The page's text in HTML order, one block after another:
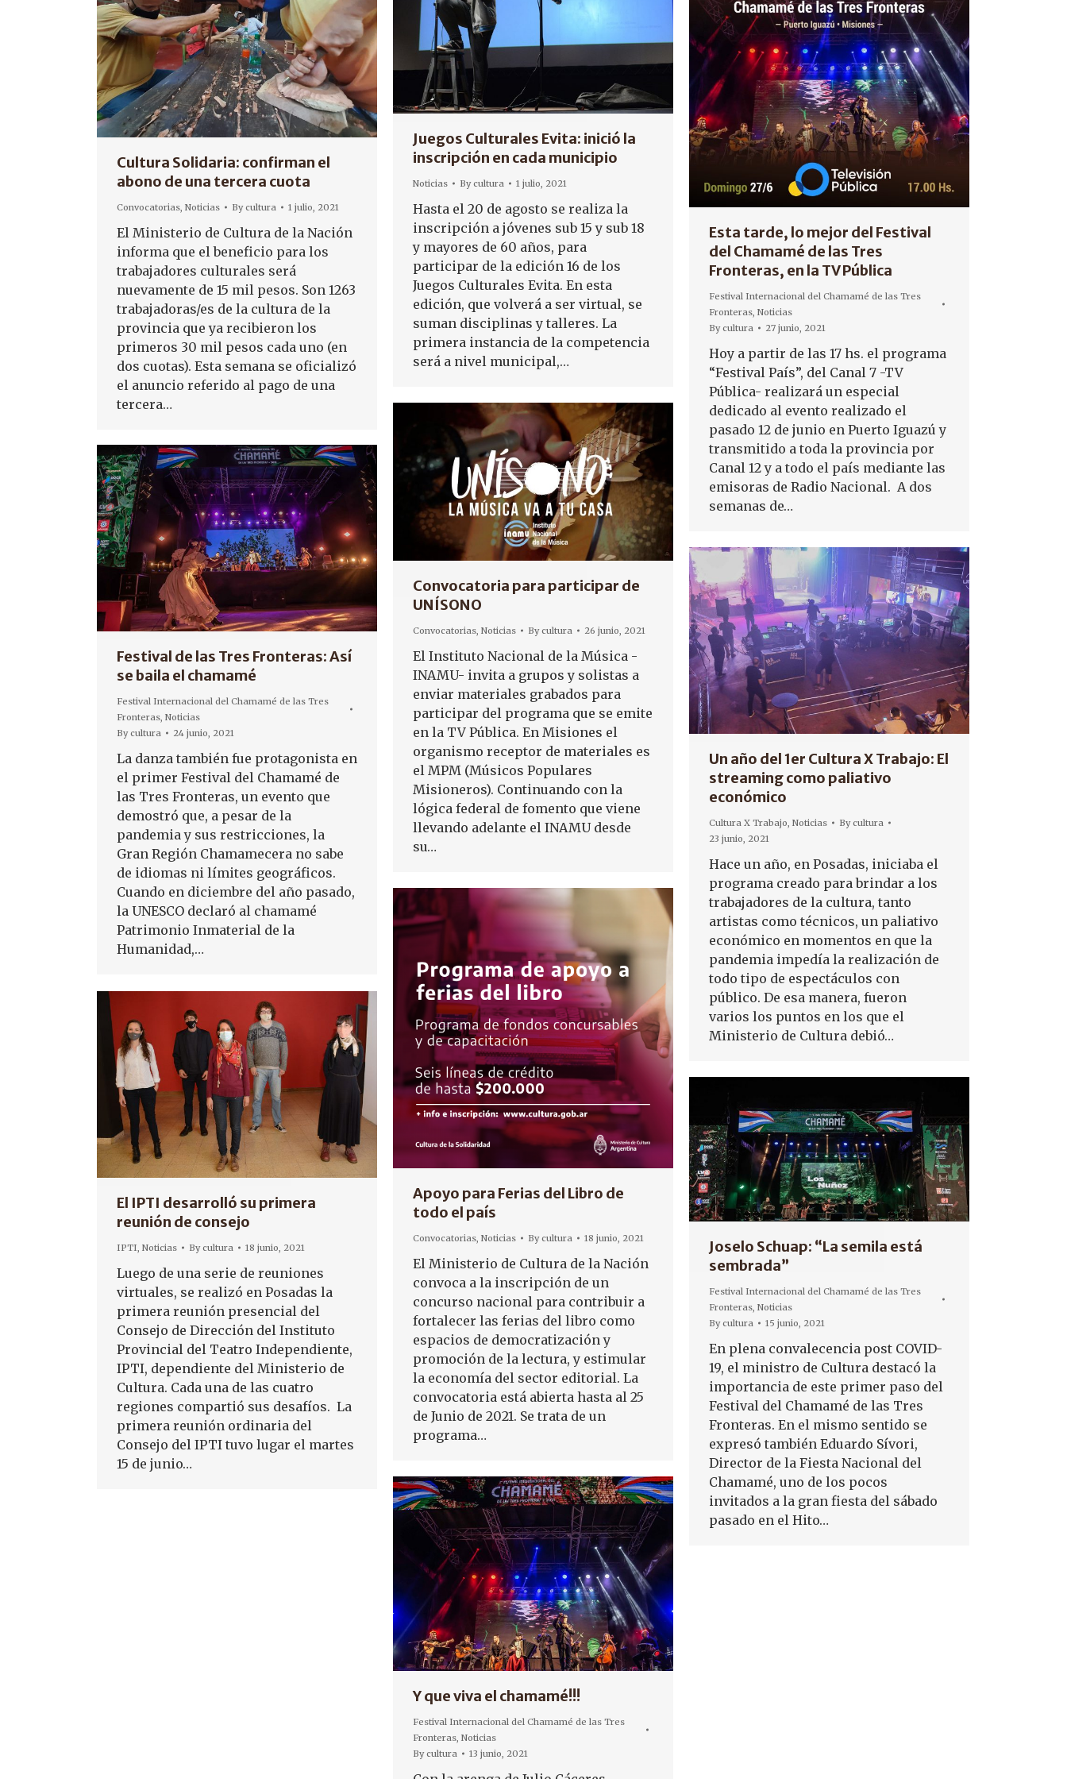
Cultura Solidaria: confirman el
abono de una tercera cuota
Convocatorias Noticias Bycultura 1 julio, 2021
El Ministerio de Cultura de la Nación
informa que el beneficio para los
trabajadores culturales será
nuevamente de 15 mil pesos. Son 1263
trabajadoras/es de la cultura de la
provincia que ya recibieron los
primeros 30 mil pesos cada uno (en
dos cuotas). Esta semana se oficializó
el anuncio referido al pago de una
tercera…
Juegos Culturales Evita: inició la
inscripción en cada municipio
Noticias Bycultura 1 julio, 2021
Hasta el 20 de agosto se realiza la
inscripción a jóvenes sub 15 y sub 18
y mayores de 60 años, para
participar de la edición 16 de los
Juegos Culturales Evita. En esta
edición, que volverá a ser virtual, se
suman disciplinas y talleres. La
primera instancia de la competencia
será a nivel municipal,…
Esta tarde, lo mejor del Festival
del Chamamé de las Tres
Fronteras, en la TV Pública
Festival Internacional del Chamamé de las Tres
Fronteras, Noticias
Bycultura 27 junio, 2021
Hoy a partir de las 17 hs. el programa
“Festival País”, del Canal 7 -TV
Pública- realizará un especial
dedicado al evento realizado el
pasado 12 de junio en Puerto Iguazú y
transmitido a toda la provincia por
Canal 12 y a todo el país mediante las
emisoras de Radio Nacional. A dos
semanas de…
Convocatoria para participar de
UNÍSONO
Convocatorias, Noticias Bycultura 26 junio, 2021
El Instituto Nacional de la Música -
INAMU- invita a grupos y solistas a
enviar materiales grabados para
participar del programa que se emite
en la TV Pública. En Misiones el
organismo receptor de materiales es
el MPM (Músicos Populares
Misioneros). Continuando con la
lógica federal de fomento que viene
llevando adelante el INAMU desde
su…
Festival de las Tres Fronteras: Así
se baila el chamamé
Festival Internacional del Chamamé de las Tres
Fronteras, Noticias
Bycultura 24 junio, 2021
La danza también fue protagonista en
el primer Festival del Chamamé de
las Tres Fronteras, un evento que
demostró que, a pesar de la
pandemia y sus restricciones, la
Gran Región Chamamecera no sabe
de idiomas ni límites geográficos.
Cuando en diciembre del año pasado,
la UNESCO declaró al chamamé
Patrimonio Inmaterial de la
Humanidad,…
Un año del 1er Cultura X Trabajo: El
streaming como paliativo
económico
Cultura X Trabajo, Noticias Bycultura
23 junio, 2021
Hace un año, en Posadas, iniciaba el
programa creado para brindar a los
trabajadores de la cultura, tanto
artistas como técnicos, un paliativo
económico en momentos en que la
pandemia impedía la realización de
todo tipo de espectáculos con
público. De esa manera, fueron
varios los puntos en los que el
Ministerio de Cultura debió…
Apoyo para Ferias del Libro de
todo el país
Convocatorias, Noticias Bycultura 18 junio, 2021
El Ministerio de Cultura de la Nación
convoca a la inscripción de un
concurso nacional para contribuir a
fortalecer las ferias del libro como
espacios de democratización y
promoción de la lectura, y estimular
la economía del sector editorial. La
convocatoria está abierta hasta al 25
de Junio de 2021. Se trata de un
programa…
El IPTI desarrolló su primera
reunión de consejo
IPTI, Noticias Bycultura 18 junio, 2021
Luego de una serie de reuniones
virtuales, se realizó en Posadas la
primera reunión presencial del
Consejo de Dirección del Instituto
Provincial del Teatro Independiente,
IPTI, dependiente del Ministerio de
Cultura. Cada una de las cuatro
regiones compartió sus desafíos. La
primera reunión ordinaria del
Consejo del IPTI tuvo lugar el martes
15 de junio…
Joselo Schuap: “La semila está
sembrada”
Festival Internacional del Chamamé de las Tres
Fronteras Noticias
Bycultura 15 junio, 2021
En plena convalecencia post COVID-
19, el ministro de Cultura destacó la
importancia de este primer paso del
Festival del Chamamé de las Tres
Fronteras. En el mismo sentido se
expresó también Eduardo Sívori,
Director de la Fiesta Nacional del
Chamamé, uno de los pocos
invitados a la gran fiesta del sábado
pasado en el Hito…
Y que viva el chamamé!!!
Festival Internacional del Chamamé de las Tres
Fronteras, Noticias
Bycultura 13 junio, 2021